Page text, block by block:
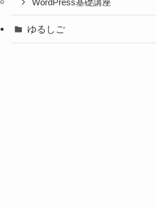
WordPress基礎講座
ゆるしご